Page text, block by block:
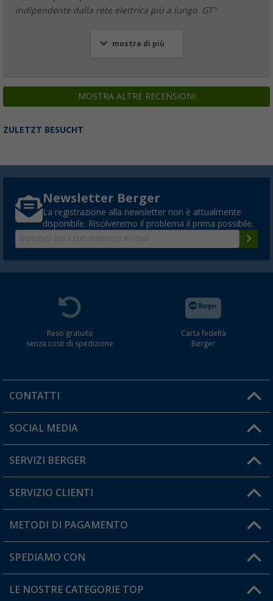
indipendente dalla rete elettrica più a lungo. GT"
mostra di più
MOSTRA ALTRE RECENSIONI
ZULETZT BESUCHT
Newsletter Berger
La registrazione alla newsletter non è attualmente
disponibile. Risolveremo il problema il prima possibile.
Reso gratuito
senza costi di spedizione
Carta fedeltà
Berger
CONTATTI
Orari di apertura del servizio:
Hai una domanda?
SOCIAL MEDIA
SERVIZI BERGER
Diventare rivenditori
Il mio Account
Carta fedeltà Berger
SERVIZIO CLIENTI
Informazioni sulla spedizione
Resi
METODI DI PAGAMENTO
SPEDIAMO CON
LE NOSTRE CATEGORIE TOP